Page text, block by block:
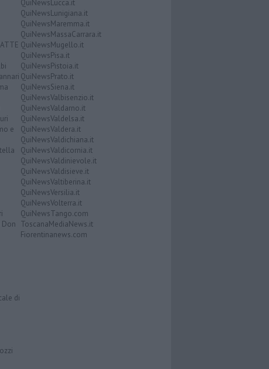
e
di
QuiNewsLucca.it
QuiNewsLunigiana.it
QuiNewsMaremma.it
QuiNewsMassaCarrara.it
QuiNewsMugello.it
QuiNewsPisa.it
QuiNewsPistoia.it
QuiNewsPrato.it
QuiNewsSiena.it
QuiNewsValbisenzio.it
QuiNewsValdarno.it
QuiNewsValdelsa.it
QuiNewsValdera.it
QuiNewsValdichiana.it
QuiNewsValdicornia.it
QuiNewsValdinievole.it
QuiNewsValdisieve.it
QuiNewsValtiberina.it
QuiNewsVersilia.it
QuiNewsVolterra.it
QuiNewsTango.com
ToscanaMediaNews.it
Fiorentinanews.com